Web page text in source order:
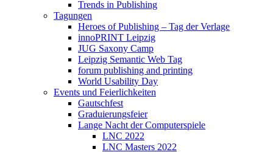
Trends in Publishing
Tagungen
Heroes of Publishing – Tag der Verlage
innoPRINT Leipzig
JUG Saxony Camp
Leipzig Semantic Web Tag
forum publishing and printing
World Usability Day
Events und Feierlichkeiten
Gautschfest
Graduierungsfeier
Lange Nacht der Computerspiele
LNC 2022
LNC Masters 2022